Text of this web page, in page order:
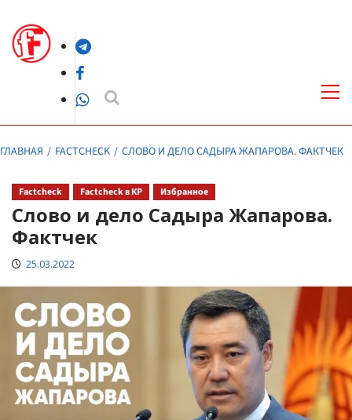
содержимомуTelegram
Facebook
WhatsApp
ГЛАВНАЯ FACTCHECK СЛОВО И ДЕЛО САДЫРА ЖАПАРОВА. ФАКТЧЕК
Factcheck Factcheck в КР Избранное
Слово и дело Садыра Жапарова.
Фактчек
25.03.2022